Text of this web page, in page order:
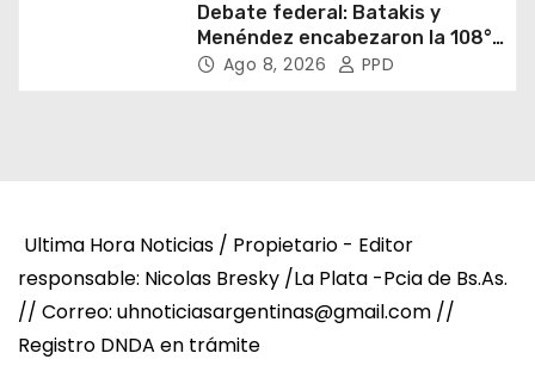
Debate federal: Batakis y
Menéndez encabezaron la 108°
Asamblea del CNV
Ago 8, 2026 PPD
Ultima Hora Noticias / Propietario - Editor
responsable: Nicolas Bresky /La Plata -Pcia de Bs.As.
// Correo: uhnoticiasargentinas@gmail.com //
Registro DNDA en trámite